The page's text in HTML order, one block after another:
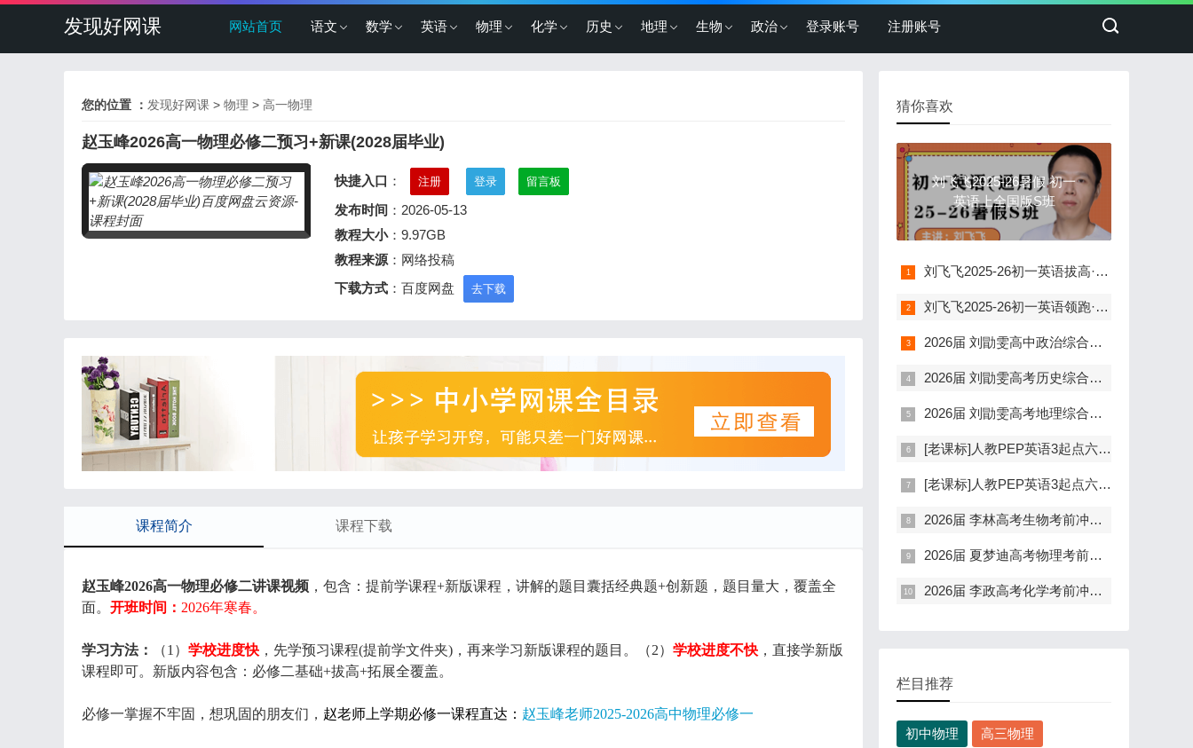
发现好网课 网站首页 语文 数学 英语 物理 化学 历史 地理 生物 政治 登录账号 注册账号
您的位置 ： 发现好网课 > 物理 > 高一物理
赵玉峰2026高一物理必修二预习+新课(2028届毕业)
快捷入口 ： 注册 登录 留言板
发布时间 ：2026-05-13
教程大小：9.97GB
教程来源 ：网络投稿
下载方式 ：百度网盘 去下载
课程简介 课程下载
赵玉峰2026高一物理必修二讲课视频 ，包含：提前学课程+新版课程，讲解的题目囊括经典题+创新题，题目量大，覆盖全
面。 开班时间： 2026年寒春。
学习方法： （1） 学校进度快 ，先学预习课程(提前学文件夹)，再来学习新版课程的题目。（2） 学校进度不快 ，直接学新版
课程即可。新版内容包含：必修二基础+拔高+拓展全覆盖。
必修一掌握不牢固，想巩固的朋友们， 赵老师上学期必修一课程直达： 赵玉峰老师2025-2026高中物理必修一
猜你喜欢
刘飞飞2025-26暑假 初一
英语上全国版S班
刘飞飞2025-26初一英语拔高·秋季A+班(28届 含讲义)
刘飞飞2025-26初一英语领跑·暑假A+班(28届 含讲义)
2026届 刘勖雯高中政治综合冲刺课(49天考前提分)
2026届 刘勖雯高考历史综合冲刺课(49天考前提分)
2026届 刘勖雯高考地理综合冲刺课(49天考前提分)
[老课标]人教PEP英语3起点六年级上册听力资料
[老课标]人教PEP英语3起点六年级下学期听力音频素材
2026届 李林高考生物考前冲刺课(梦想典当铺)
2026届 夏梦迪高考物理考前冲刺课(梦想典当铺)
2026届 李政高考化学考前冲刺课(梦想典当铺)
栏目推荐
初中物理 高三物理